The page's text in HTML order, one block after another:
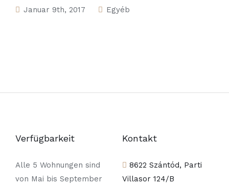
Januar 9th, 2017 Egyéb
Verfügbarkeit
Alle 5 Wohnungen sind
von Mai bis September
Kontakt
8622 Szántód, Parti
Villasor 124/B